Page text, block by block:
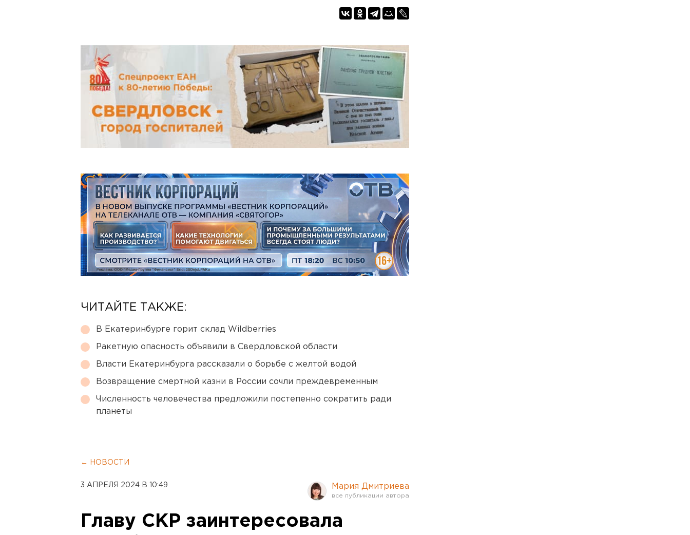
ЧИТАЙТЕ ТАКЖЕ:
В Екатеринбурге горит склад Wildberries
Ракетную опасность объявили в Свердловской области
Власти Екатеринбурга рассказали о борьбе с желтой водой
Возвращение смертной казни в России сочли преждевременным
Численность человечества предложили постепенно сократить ради
планеты
← НОВОСТИ
3 АПРЕЛЯ 2024 В 10:49 Мария Дмитриева
Главу СКР заинтересовала